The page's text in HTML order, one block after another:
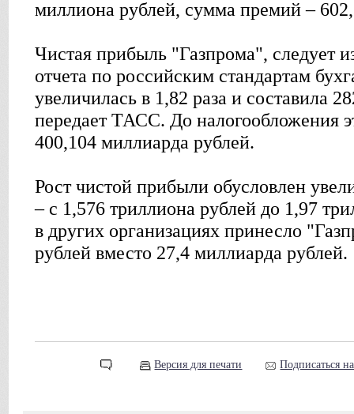
миллиона рублей, сумма премий –
Чистая прибыль "Газпрома", следует
отчета по российским стандартам
увеличилась в 1,82 раза и составила
передает ТАСС. До налогообложения
400,104 миллиарда рублей.
Рост чистой прибыли обусловлен
– с 1,576 триллиона рублей до 1,97
в других организациях принесло
рублей вместо 27,4 миллиарда рублей.
Версия для печати Подписаться